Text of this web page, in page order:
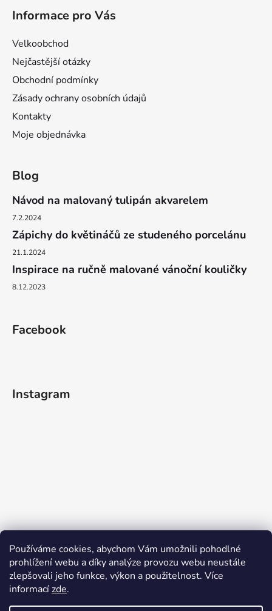
Používáme cookies, abychom Vám umožnili pohodlné
prohlížení webu a díky analýze provozu webu neustále
zlepšovali jeho funkce, výkon a použitelnost. Více
informacízde.
Informace pro Vás
Velkoobchod
Nejčastější otázky
Obchodní podmínky
Zásady ochrany osobních údajů
Kontakty
Moje objednávka
Blog
Návod na malovaný tulipán akvarelem
7.2.2024
Zápichy do květináčů ze studeného porcelánu
21.1.2024
Inspirace na ručně malované vánoční kouličky
8.12.2023
Facebook
Instagram